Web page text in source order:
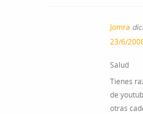
Jomra
23/6/
Salud
Tienes
de
otras